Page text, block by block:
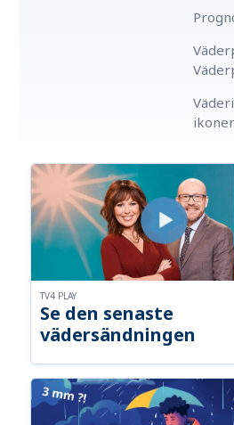
Se den senaste
vädersändningen
TV4 PLAY